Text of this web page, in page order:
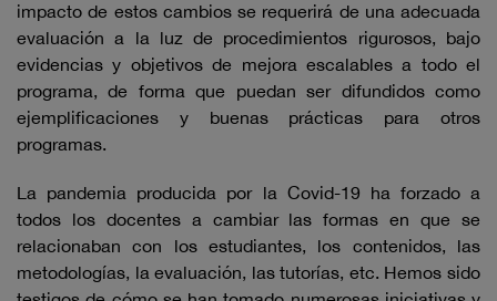
impacto de estos cambios se requerirá de una adecuada
evaluación a la luz de procedimientos rigurosos, bajo
evidencias y objetivos de mejora escalables a todo el
programa, de forma que puedan ser difundidos como
ejemplificaciones y buenas prácticas para otros
programas.
La pandemia producida por la Covid-19 ha forzado a
todos los docentes a cambiar las formas en que se
relacionaban con los estudiantes, los contenidos, las
metodologías, la evaluación, las tutorías, etc. Hemos sido